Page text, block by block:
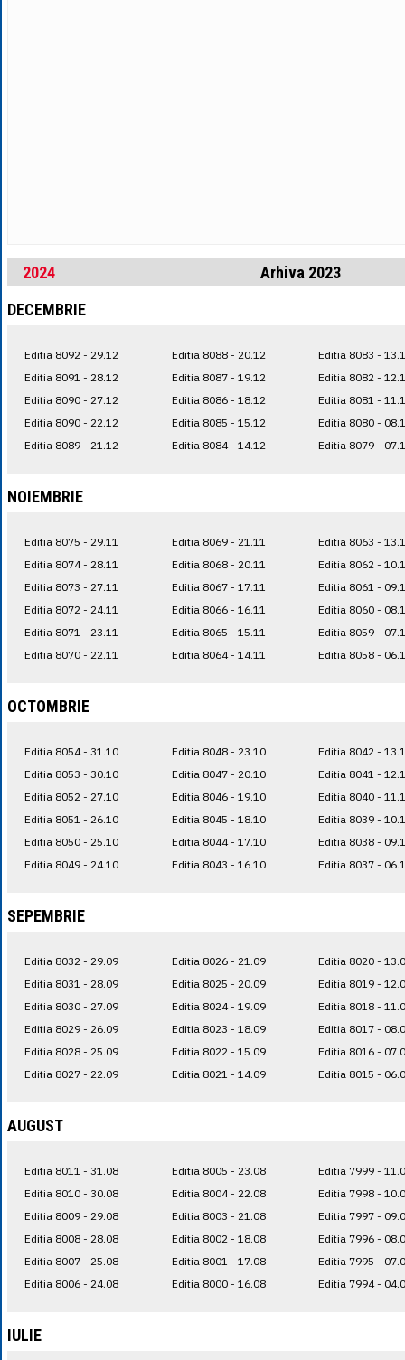
2024
Arhiva 2023
DECEMBRIE
Editia 8092 - 29.12
Editia 8091 - 28.12
Editia 8090 - 27.12
Editia 8090 - 22.12
Editia 8089 - 21.12
Editia 8088 - 20.12
Editia 8087 - 19.12
Editia 8086 - 18.12
Editia 8085 - 15.12
Editia 8084 - 14.12
Editia 8083 -
Editia 8082 -
Editia 8081 -
Editia 8080 -
Editia 8079 -
NOIEMBRIE
Editia 8075 - 29.11
Editia 8074 - 28.11
Editia 8073 - 27.11
Editia 8072 - 24.11
Editia 8071 - 23.11
Editia 8070 - 22.11
Editia 8069 - 21.11
Editia 8068 - 20.11
Editia 8067 - 17.11
Editia 8066 - 16.11
Editia 8065 - 15.11
Editia 8064 - 14.11
Editia 8063 -
Editia 8062 -
Editia 8061 -
Editia 8060 -
Editia 8059 -
Editia 8058 -
OCTOMBRIE
Editia 8054 - 31.10
Editia 8053 - 30.10
Editia 8052 - 27.10
Editia 8051 - 26.10
Editia 8050 - 25.10
Editia 8049 - 24.10
Editia 8048 - 23.10
Editia 8047 - 20.10
Editia 8046 - 19.10
Editia 8045 - 18.10
Editia 8044 - 17.10
Editia 8043 - 16.10
Editia 8042 -
Editia 8041 -
Editia 8040 -
Editia 8039 -
Editia 8038 -
Editia 8037 -
SEPEMBRIE
Editia 8032 - 29.09
Editia 8031 - 28.09
Editia 8030 - 27.09
Editia 8029 - 26.09
Editia 8028 - 25.09
Editia 8027 - 22.09
Editia 8026 - 21.09
Editia 8025 - 20.09
Editia 8024 - 19.09
Editia 8023 - 18.09
Editia 8022 - 15.09
Editia 8021 - 14.09
Editia 8020 -
Editia 8019 -
Editia 8018 -
Editia 8017 -
Editia 8016 -
Editia 8015 -
AUGUST
Editia 8011 - 31.08
Editia 8010 - 30.08
Editia 8009 - 29.08
Editia 8008 - 28.08
Editia 8007 - 25.08
Editia 8006 - 24.08
Editia 8005 - 23.08
Editia 8004 - 22.08
Editia 8003 - 21.08
Editia 8002 - 18.08
Editia 8001 - 17.08
Editia 8000 - 16.08
Editia 7999 -
Editia 7998 -
Editia 7997 -
Editia 7996 -
Editia 7995 -
Editia 7994 -
IULIE